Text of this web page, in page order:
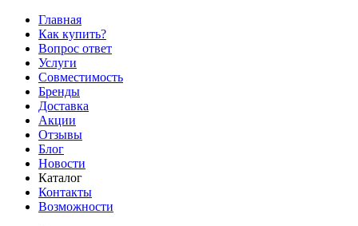
Главная
Как купить?
Вопрос ответ
Услуги
Совместимость
Бренды
Доставка
Акции
Отзывы
Блог
Новости
Каталог
Контакты
Возможности